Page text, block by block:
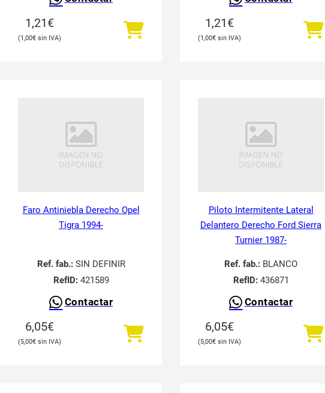
1,21€
1,00€
1,21€
1,00€
Faro Antiniebla Derecho Opel
Tigra 1994-
Ref. fab.:SIN DEFINIR
RefID:421589
Contactar
6,05€
5,00€
Piloto Intermitente Lateral
Delantero Derecho Ford Sierra
Turnier 1987-
Ref. fab.: BLANCO
RefID:436871
Contactar
6,05€
5,00€